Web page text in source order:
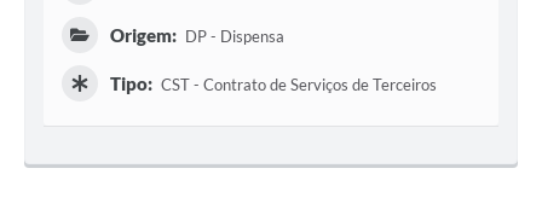
Origem: DP - Dispensa
Tipo: CST - Contrato de Serviços de Terceiros